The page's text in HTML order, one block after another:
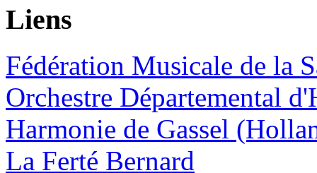
Liens
Fédération Musicale de la
Orchestre Départemental
Harmonie de Gassel
La Ferté Bernard